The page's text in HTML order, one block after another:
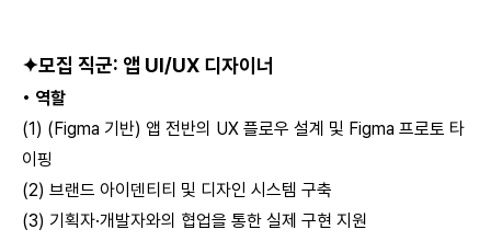
✦모집 직군: 앱 UI/UX 디자이너
• 역할
(1) (Figma 기반) 앱 전반의 UX 플로우 설계 및 Figma 프로토 타
이핑
(2) 브랜드 아이덴티티 및 디자인 시스템 구축
(3) 기획자·개발자와의 협업을 통한 실제 구현 지원